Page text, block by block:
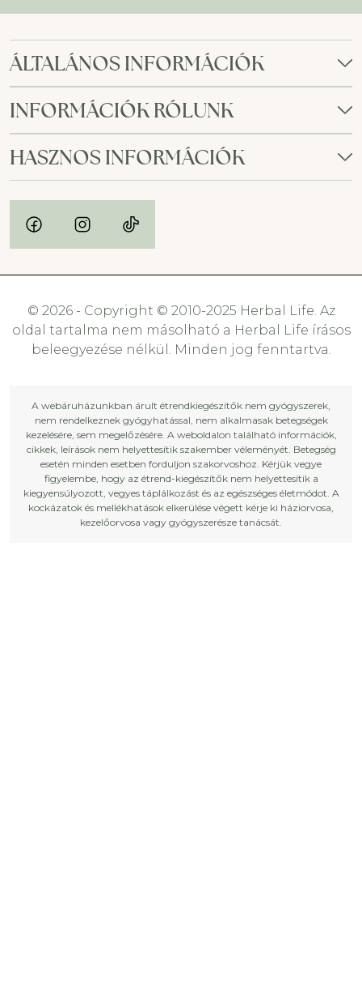
ÁLTALÁNOS INFORMÁCIÓK
INFORMÁCIÓK RÓLUNK
HASZNOS INFORMÁCIÓK
© 2026 - Copyright © 2010-2025 Herbal Life. Az
oldal tartalma nem másolható a Herbal Life írásos
beleegyezése nélkül. Minden jog fenntartva.
A webáruházunkban árult étrendkiegészítők nem gyógyszerek,
nem rendelkeznek gyógyhatással, nem alkalmasak betegségek
kezelésére, sem megelőzésére. A weboldalon található információk,
cikkek, leírások nem helyettesítik szakember véleményét. Betegség
esetén minden esetben forduljon szakorvoshoz. Kérjük vegye
figyelembe, hogy az étrend-kiegészítők nem helyettesítik a
kiegyensúlyozott, vegyes táplálkozást és az egészséges életmódot. A
kockázatok és mellékhatások elkerülése végett kérje ki háziorvosa,
kezelőorvosa vagy gyógyszerésze tanácsát.